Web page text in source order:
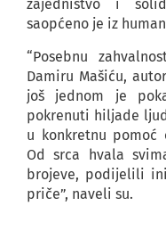
zajedništvo i
saopćeno je iz
“Posebnu
Damiru Mašiću,
još jednom je
pokrenuti hiljade
u konkretnu pomoć
Od srca hvala
brojeve, podijelili
priče”, naveli su.